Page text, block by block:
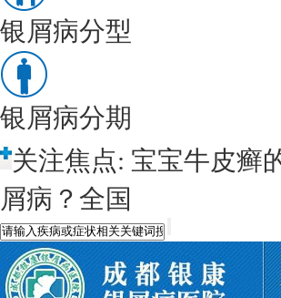
银屑病分型
银屑病分期
关注焦点: 宝宝牛皮癣
屑病？全国